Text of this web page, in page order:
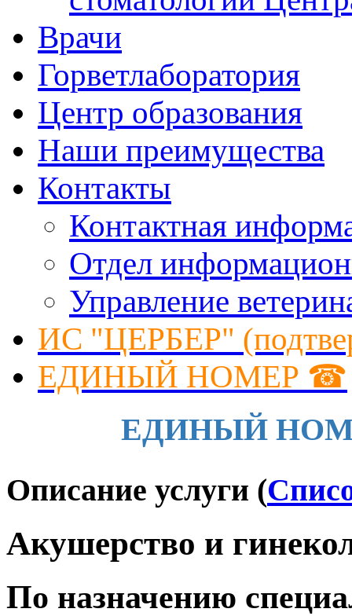
Врачи
Горветлаборатория
Центр образования
Наши преимущества
Контакты
Контактная
Отдел
Управление
ИС "ЦЕРБЕР"
ЕДИНЫЙ НОМЕР ☎
ЕДИНЫЙ
Описание услуги (
Акушерство и
По назначению